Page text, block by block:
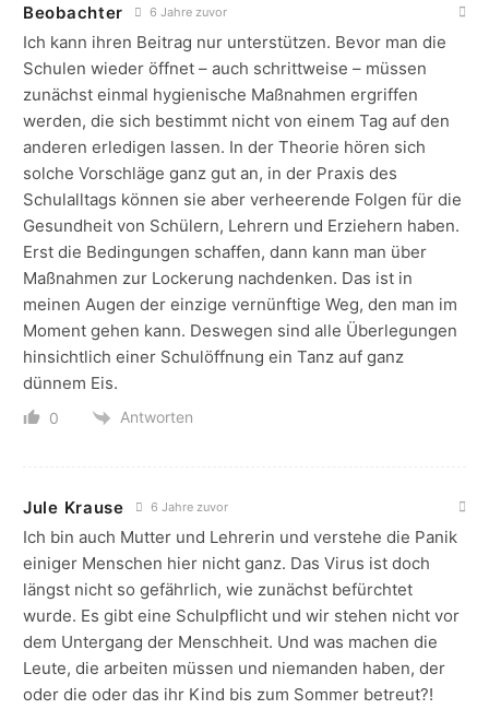
Beobachter 6 Jahre zuvor
Ich kann ihren Beitrag nur unterstützen. Bevor man die
Schulen wieder öffnet – auch schrittweise – müssen
zunächst einmal hygienische Maßnahmen ergriffen
werden, die sich bestimmt nicht von einem Tag auf den
anderen erledigen lassen. In der Theorie hören sich
solche Vorschläge ganz gut an, in der Praxis des
Schulalltags können sie aber verheerende Folgen für die
Gesundheit von Schülern, Lehrern und Erziehern haben.
Erst die Bedingungen schaffen, dann kann man über
Maßnahmen zur Lockerung nachdenken. Das ist in
meinen Augen der einzige vernünftige Weg, den man im
Moment gehen kann. Deswegen sind alle Überlegungen
hinsichtlich einer Schulöffnung ein Tanz auf ganz
dünnem Eis.
0 Antworten
Jule Krause 6 Jahre zuvor
Ich bin auch Mutter und Lehrerin und verstehe die Panik
einiger Menschen hier nicht ganz. Das Virus ist doch
längst nicht so gefährlich, wie zunächst befürchtet
wurde. Es gibt eine Schulpflicht und wir stehen nicht vor
dem Untergang der Menschheit. Und was machen die
Leute, die arbeiten müssen und niemanden haben, der
oder die oder das ihr Kind bis zum Sommer betreut?!